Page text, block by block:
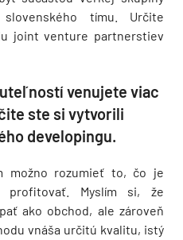
tímu. Určite
joint venture partnerstiev
venujete viac
ste si vytvorili
developingu.
možno rozumieť to, čo je
profitovať. Myslím si, že
ako obchod, ale zároveň
vnáša určitú kvalitu, istý